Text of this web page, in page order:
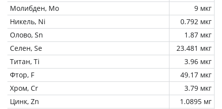
Молибден, Mo
9 мкг
Никель, Ni
0.792 мкг
Олово, Sn
1.87 мкг
Селен, Se
23.481 мкг
Титан, Ti
3.96 мкг
Фтор, F
49.17 мкг
Хром, Cr
3.79 мкг
Цинк, Zn
1.0895 мг